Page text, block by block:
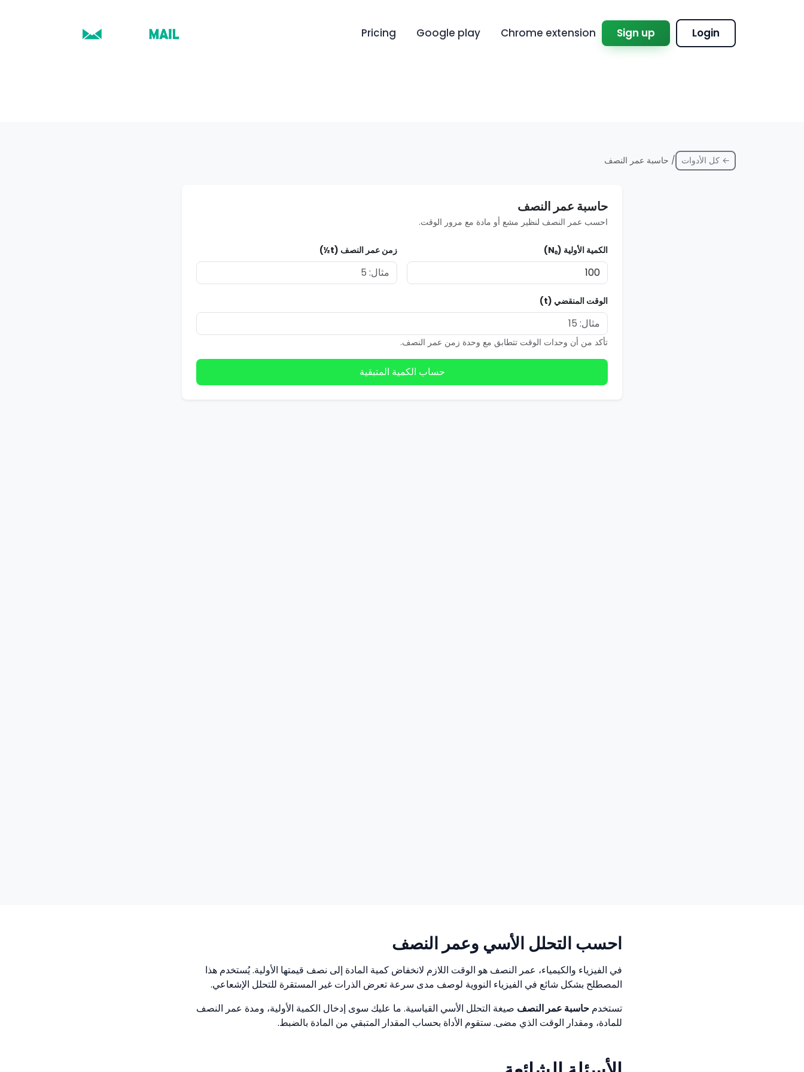
Pricing Google play Chrome extension Sign up Login
← كل الأدوات / حاسبة عمر النصف
حاسبة عمر النصف
احسب عمر النصف لنظير مشع أو مادة مع مرور الوقت.
الكمية الأولية (N₀) زمن عمر النصف (t½)
الوقت المنقضي (t)
تأكد من أن وحدات الوقت تتطابق مع وحدة زمن عمر النصف.
حساب الكمية المتبقية
احسب التحلل الأسي وعمر النصف
في الفيزياء والكيمياء، عمر النصف هو الوقت اللازم لانخفاض كمية المادة إلى نصف قيمتها الأولية. يُستخدم هذا
المصطلح بشكل شائع في الفيزياء النووية لوصف مدى سرعة تعرض الذرات غير المستقرة للتحلل الإشعاعي.
تستخدم حاسبة عمر النصف صيغة التحلل الأسي القياسية. ما عليك سوى إدخال الكمية الأولية، ومدة عمر النصف
للمادة، ومقدار الوقت الذي مضى. ستقوم الأداة بحساب المقدار المتبقي من المادة بالضبط.